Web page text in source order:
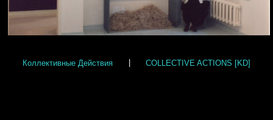
Коллективные Действия COLLECTIVE ACTIONS [KD]